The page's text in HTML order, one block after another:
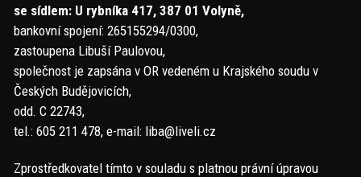
se sídlem: U rybníka 417, 387 01 Volyně,
bankovní spojení: 265155294/0300,
zastoupena Libuší Paulovou,
společnost je zapsána v OR vedeném u Krajského soudu v
Českých Budějovicích,
odd. C 22743,
tel.: 605 211 478, e-mail: liba@liveli.cz
Zprostředkovatel tímto v souladu s platnou právní úpravou